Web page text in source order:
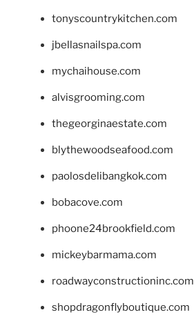
tonyscountrykitchen.com
jbellasnailspa.com
mychaihouse.com
alvisgrooming.com
thegeorginaestate.com
blythewoodseafood.com
paolosdelibangkok.com
bobacove.com
phoone24brookfield.com
mickeybarmama.com
roadwayconstructioninc.com
shopdragonflyboutique.com